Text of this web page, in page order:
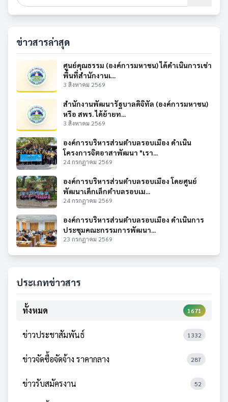
ข่าวสารล่าสุด
ศูนย์คุณธรรม (องค์การมหาชน) ได้ดำเนินการเช่า
พื้นที่สำนักงานเ...
3 สิงหาคม 2569
สำนักงานพัฒนารัฐบาลดิจิทัล (องค์การมหาชน)
หรือ สพร. ได้ย้ายท...
3 สิงหาคม 2569
องค์การบริหารส่วนตำบลรอบเมือง ดำเนิน
โครงการจิตอาสาพัฒนา "เรา...
24 กรกฎาคม 2569
องค์การบริหารส่วนตำบลรอบเมือง โดยศูนย์
พัฒนาเด็กเล็กตำบลรอบเม...
24 กรกฎาคม 2569
องค์การบริหารส่วนตำบลรอบเมือง ดำเนินการ
ประชุมคณะกรรมการพัฒนา...
23 กรกฎาคม 2569
ประเภทข่าวสาร
ทั้งหมด 1671
ข่าวประชาสัมพันธ์ 1332
ข่าวจัดซื้อจัดจ้าง ราคากลาง 287
ข่าวรับสมัครงาน 52